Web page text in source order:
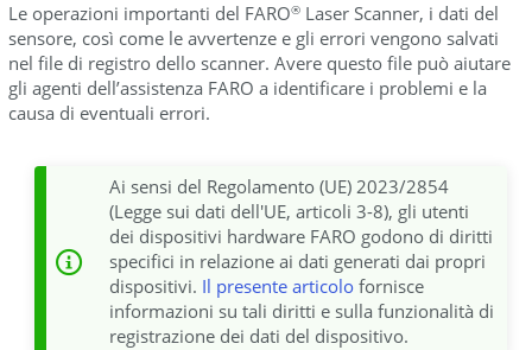
Le operazioni importanti del FARO®Laser Scanner, i dati del
sensore, così come le avvertenze e gli errori vengono salvati
nel file di registro dello scanner. Avere questo file può aiutare
gli agenti dell’assistenza FARO a identificare i problemi e la
causa di eventuali errori.
Ai sensi del Regolamento (UE) 2023/2854
(Legge sui dati dell'UE, articoli 3-8), gli utenti
dei dispositivi hardware FARO godono di diritti
specifici in relazione ai dati generati dai propri
dispositivi. Il presente articolo fornisce
informazioni su tali diritti e sulla funzionalità di
registrazione dei dati del dispositivo.